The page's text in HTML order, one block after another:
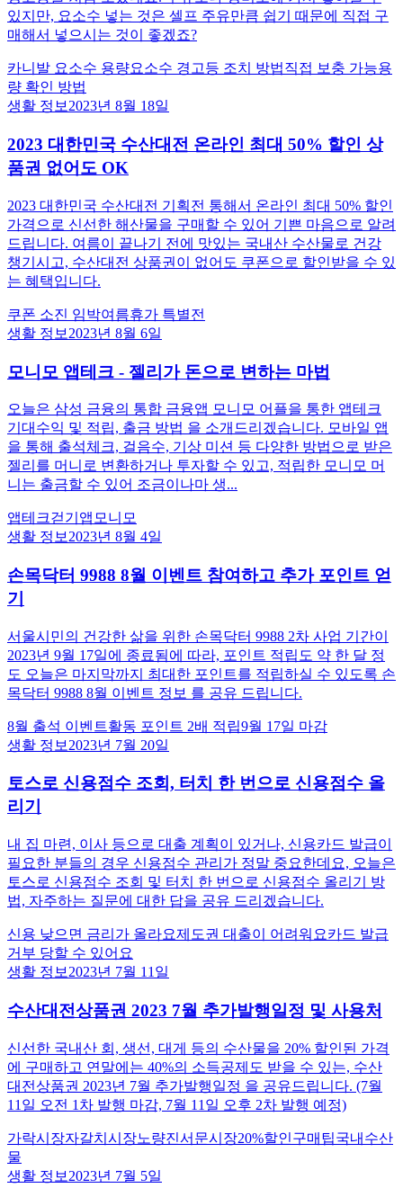
있지만, 요소수 넣는 것은 셀프 주유만큼 쉽기 때문에 직접 구
매해서 넣으시는 것이 좋겠죠?
카니발 요소수 용량요소수 경고등 조치 방법직접 보충 가능용
량 확인 방법
생활 정보2023년 8월 18일
2023 대한민국 수산대전 온라인 최대 50% 할인 상
품권 없어도 OK
2023 대한민국 수산대전 기획전 통해서 온라인 최대 50% 할인
가격으로 신선한 해산물을 구매할 수 있어 기쁜 마음으로 알려
드립니다. 여름이 끝나기 전에 맛있는 국내산 수산물로 건강
챙기시고, 수산대전 상품권이 없어도 쿠폰으로 할인받을 수 있
는 혜택입니다.
쿠폰 소진 임박여름휴가 특별전
생활 정보 2023년 8월 6일
모니모 앱테크 - 젤리가 돈으로 변하는 마법
오늘은 삼성 금융의 통합 금융앱 모니모 어플을 통한 앱테크
기대수익 및 적립, 출금 방법 을 소개드리겠습니다. 모바일 앱
을 통해 출석체크, 걸음수, 기상 미션 등 다양한 방법으로 받은
젤리를 머니로 변환하거나 투자할 수 있고, 적립한 모니모 머
니는 출금할 수 있어 조금이나마 생...
앱테크걷기앱 모니모
생활 정보 2023년 8월 4일
손목닥터 9988 8월 이벤트 참여하고 추가 포인트 얻
기
서울시민의 건강한 삶을 위한 손목닥터 9988 2차 사업 기간이
2023년 9월 17일에 종료됨에 따라, 포인트 적립도 약 한 달 정
도 오늘은 마지막까지 최대한 포인트를 적립하실 수 있도록 손
목닥터 9988 8월 이벤트 정보 를 공유 드립니다.
8월 출석 이벤트활동 포인트 2배 적립9월 17일 마감
생활 정보 2023년 7월 20일
토스로 신용점수 조회, 터치 한 번으로 신용점수 올
리기
내 집 마련, 이사 등으로 대출 계획이 있거나, 신용카드 발급이
필요한 분들의 경우 신용점수 관리가 정말 중요한데요, 오늘은
토스로 신용점수 조회 및 터치 한 번으로 신용점수 올리기 방
법, 자주하는 질문에 대한 답을 공유 드리겠습니다.
신용 낮으면 금리가 올라요제도권 대출이 어려워요카드 발급
거부 당할 수 있어요
생활 정보 2023년 7월 11일
수산대전상품권 2023 7월 추가발행일정 및 사용처
신선한 국내산 회, 생선, 대게 등의 수산물을 20% 할인된 가격
에 구매하고 연말에는 40%의 소득공제도 받을 수 있는, 수산
대전상품권 2023년 7월 추가발행일정 을 공유드립니다. (7월
11일 오전 1차 발행 마감, 7월 11일 오후 2차 발행 예정)
가락시장자갈치시장노량진서문시장20%할인구매팁국내수산
물
생활 정보 2023년 7월 5일